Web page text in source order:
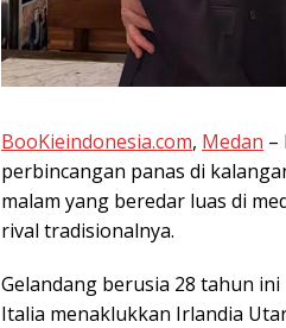
BooKieindonesia.com, Medan –
perbincangan panas di
malam yang beredar luas di
rival tradisionalnya.
Gelandang berusia 28 tahun
Italia menaklukkan Irlandia